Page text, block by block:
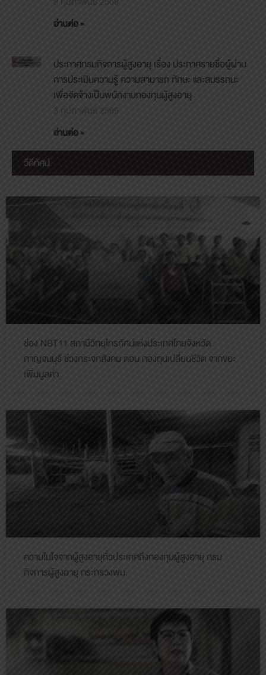
อ่านต่อ »
ประกาศกรมกิจการผู้สูงอายุ เรื่อง ประกาศรายชื่อผู้ผ่าน
การประเมินความรู้ ความสามารถ ทักษะ และสมรรถนะ
เพื่อจัดจ้างเป็นพนักงานกองทุนผู้สูงอายุ
3 กุมภาพันธ์ 2569
อ่านต่อ »
วีดีทัศน์
ช่อง NBT11 สถานีวิทยุโทรทัศน์แห่งประเทศไทยจังหวัด
กาญจนบุรี ช่วงกระจกสังคม ตอน กองทุนเปลี่ยนชีวิต จากขยะ
เพิ่มมูลค่า
ความในใจจากผู้สูงอายุทั่วประเทศถึงกองทุนผู้สูงอายุ กรม
กิจการผู้สูงอายุ กระทรวงพม.